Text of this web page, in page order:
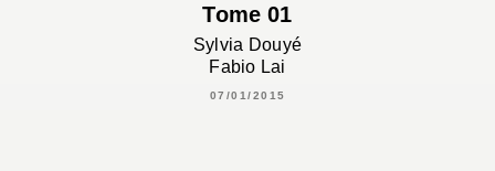
Tome 01
Sylvia Douyé
Fabio Lai
07/01/2015